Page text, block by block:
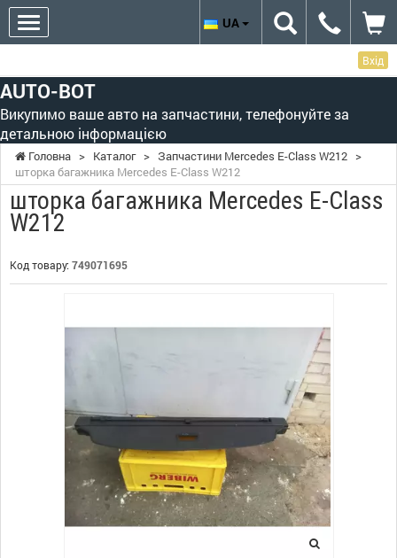
Вхід
AUTO-BOT
Викупимо ваше авто на запчастини, телефонуйте за
детальною інформацією
UA
Головна > Каталог > Запчастини Mercedes E-Class W212 >
шторка багажника Mercedes E-Class W212
шторка багажника Mercedes E-Class
W212
Код товару: 749071695